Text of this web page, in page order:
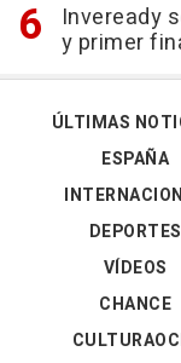
Inveready
y primer
ÚLTIMAS
ESPAÑA
DEPORTES
VÍDEOS
CHANCE